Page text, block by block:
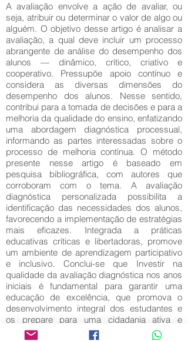
A avaliação envolve a ação de avaliar, ou
seja, atribuir ou determinar o valor de algo ou
alguém. O objetivo desse artigo é analisar a
avaliação, a qual deve incluir um processo
abrangente de análise do desempenho dos
alunos — dinâmico, crítico, criativo e
cooperativo. Pressupõe apoio contínuo e
considera as diversas dimensões do
desempenho dos alunos. Nesse sentido,
contribui para a tomada de decisões e para a
melhoria da qualidade do ensino, enfatizando
uma abordagem diagnóstica processual,
informando as partes interessadas sobre o
processo de melhoria contínua. O método
presente nesse artigo é baseado em
pesquisa bibliográfica, com autores que
corroboram com o tema. A avaliação
diagnóstica personalizada possibilita a
identificação das necessidades dos alunos,
favorecendo a implementação de estratégias
mais eficazes. Integrada a práticas
educativas críticas e libertadoras, promove
um ambiente de aprendizagem participativo
e inclusivo. Conclui-se que Investir na
qualidade da avaliação diagnóstica nos anos
iniciais é fundamental para garantir uma
educação de excelência, que promova o
desenvolvimento integral dos estudantes e
os prepare para uma cidadania ativa e
crítica.